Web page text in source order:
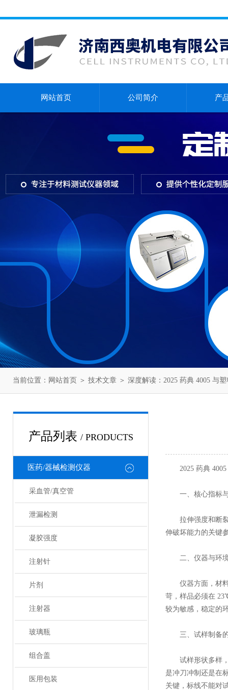
网站首页 公司简介 产
当前位置： 网站首页 ＞ 技术文章 ＞ 深度解读：2025 药典 4005 与
产品列表 / PRODUCTS
医药/器械检测仪器
采血管/真空管
泄漏检测
凝胶强度
注射针
片剂
注射器
玻璃瓶
组合盖
医用包装
2025 药典 4005
一、核心指标
拉伸强度和断裂
伸破坏能力的关键
二、仪器与环境
仪器方面，材料
苛，样品必须在
较为敏感，稳定的
三、试样制备的
试样形状多样，
是冲刀冲制还是在
关键，标线不能对